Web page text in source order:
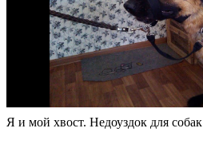
Я и мой хвост. Недоуздок для собак